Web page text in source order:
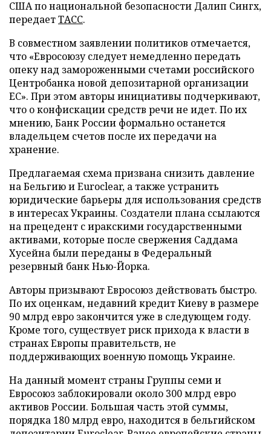
США по национальной безопасности Далип Сингх,
передаетТАСС.
В совместном заявлении политиков отмечается,
что «Евросоюзу следует немедленно передать
опеку над замороженными счетами российского
Центробанка новой депозитарной организации
ЕС». При этом авторы инициативы подчеркивают,
что о конфискации средств речи не идет. По их
мнению, Банк России формально останется
владельцем счетов после их передачи на
хранение.
Предлагаемая схема призвана снизить давление
на Бельгию и Euroclear, а также устранить
юридические барьеры для использования средств
в интересах Украины. Создатели плана ссылаются
на прецедент с иракскими государственными
активами, которые после свержения Саддама
Хусейна были переданы в Федеральный
резервный банк Нью-Йорка.
Авторы призывают Евросоюз действовать быстро.
По их оценкам, недавний кредит Киеву в размере
90 млрд евро закончится уже в следующем году.
Кроме того, существует риск прихода к власти в
странах Европы правительств, не
поддерживающих военную помощь Украине.
На данный момент страны Группы семи и
Евросоюз заблокировали около 300 млрд евро
активов России. Большая часть этой суммы,
порядка 180 млрд евро, находится в бельгийском